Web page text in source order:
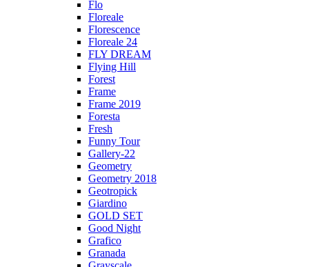
Flo
Floreale
Florescence
Floreale 24
FLY DREAM
Flying Hill
Forest
Frame
Frame 2019
Foresta
Fresh
Funny Tour
Gallery-22
Geometry
Geometry 2018
Geotropick
Giardino
GOLD SET
Good Night
Grafico
Granada